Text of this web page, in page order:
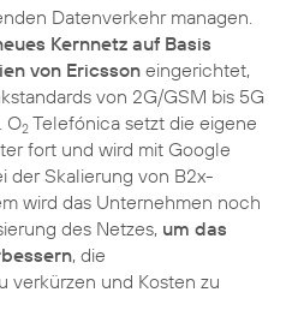
Datenverkehr managen.
Kernnetz auf Basis
von Ericsson eingerichtet,
von 2G/GSM bis 5G
O2 Telefónica setzt die eigene
fort und wird mit Google
der Skalierung von B2x-
wird das Unternehmen noch
des Netzes, um das
, die
verkürzen und Kosten zu